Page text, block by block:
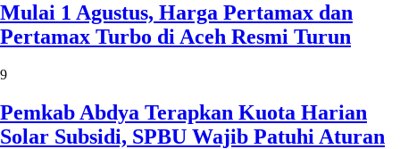
Mulai 1 Agustus, Harga Pertamax dan
Pertamax Turbo di Aceh Resmi Turun
9
Pemkab Abdya Terapkan Kuota Harian
Solar Subsidi, SPBU Wajib Patuhi Aturan